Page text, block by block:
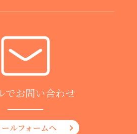
でお問い合わせ
ールフォームへ